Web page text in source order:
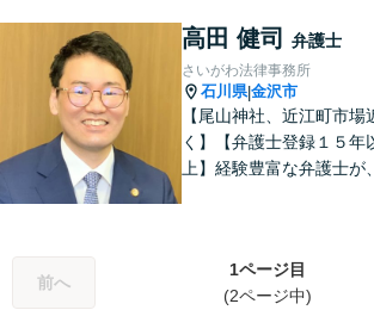
軽にご相談ください。土
も対応可能です。【法テ
可】
高田 健司 弁護士
さいがわ法律事務所
石川県|金沢市
【尾山神社、近江町市場
く】【弁護士登録１５年
上】経験豊富な弁護士が
前へ
1ページ目
(2ページ中)